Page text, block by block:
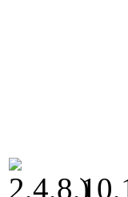
)